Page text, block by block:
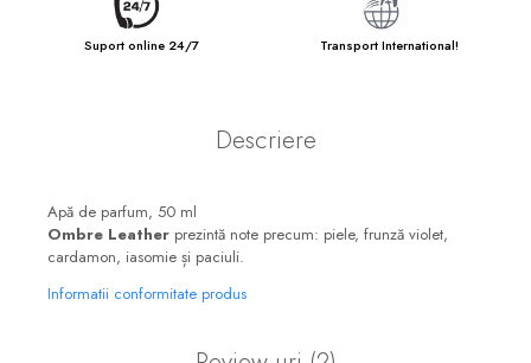
Suport online 24/7 Transport International!
Descriere
Apă de parfum, 50 ml
Ombre Leather prezintă note precum: piele, frunză violet,
cardamon, iasomie și paciuli.
Informatii conformitate produs